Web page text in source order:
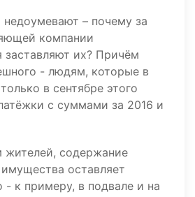
– почему за
компании
заставляют их? Причём
- людям, которые в
в сентябре этого
с суммами за 2016 и
жителей, содержание
оставляет
- к примеру, в подвале и на